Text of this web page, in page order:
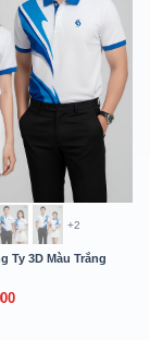
+2
Ty 3D Màu Trắng